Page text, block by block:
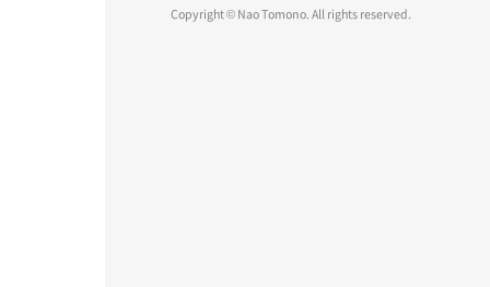
Copyright © Nao Tomono. All rights reserved.